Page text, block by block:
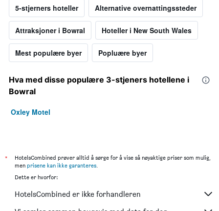
5-stjerners hoteller Alternative overnattingssteder
Attraksjoner i Bowral Hoteller i New South Wales
Mest populære byer Popluære byer
Hva med disse populære 3-stjeners hotellene i
Bowral
Oxley Motel
*
HotelsCombined prøver alltid å sørge for å vise så nøyaktige priser som mulig,
men prisene kan ikke garanteres.
Dette er hvorfor:
HotelsCombined er ikke forhandleren